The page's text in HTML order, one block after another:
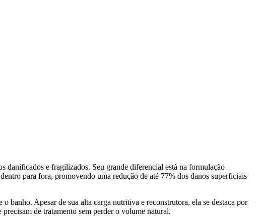
danificados e fragilizados. Seu grande diferencial está na formulação
para fora, promovendo uma redução de até 77% dos danos superficiais
banho. Apesar de sua alta carga nutritiva e reconstrutora, ela se destaca por
de tratamento sem perder o volume natural.